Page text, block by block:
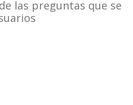
las preguntas que se